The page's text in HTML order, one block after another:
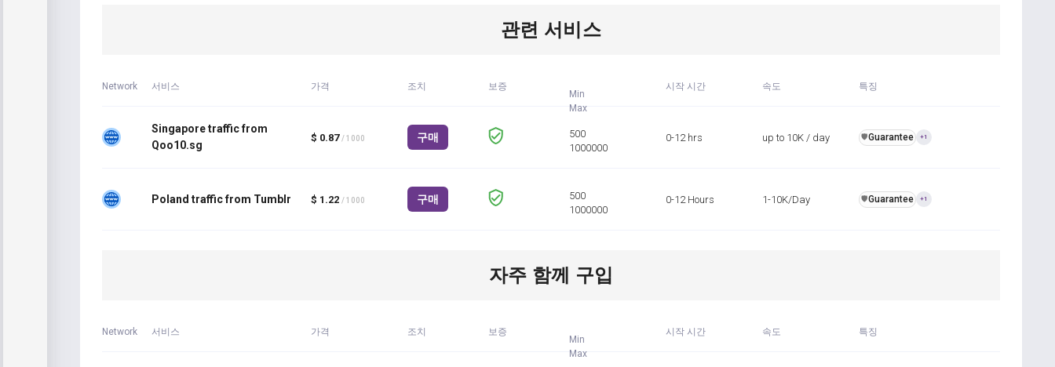
관련 서비스
Network 서비스 가격 조치 보증
Min
Max
시작 시간 속도 특징
Singapore traffic from
Qoo10.sg
$ 0.87 / 1000 구매
500
1000000
0-12 hrs up to 10K / day ️🛡️Guarantee +1
Poland traffic from Tumblr $ 1.22 / 1000 구매
500
1000000
0-12 Hours 1-10K/Day ️🛡️Guarantee +1
자주 함께 구입
Network 서비스 가격 조치 보증
Min
Max
시작 시간 속도 특징